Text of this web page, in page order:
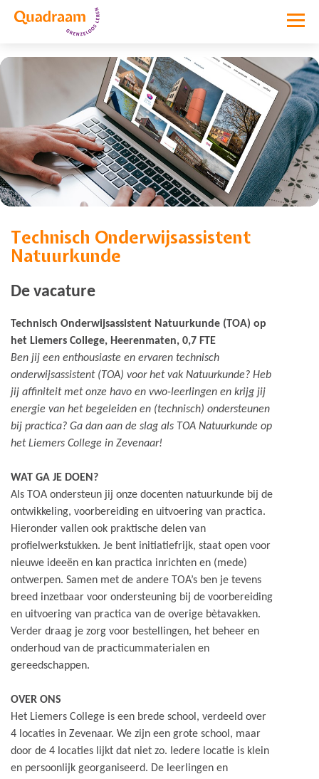
Vacature niet meer actief
Technisch Onderwijsassistent
Natuurkunde
De vacature
Technisch Onderwijsassistent Natuurkunde (TOA) op
het Liemers College, Heerenmaten, 0,7 FTE
Ben jij een enthousiaste en ervaren technisch
onderwijsassistent (TOA) voor het vak Natuurkunde? Heb
jij affiniteit met onze havo en vwo-leerlingen en krijg jij
energie van het begeleiden en (technisch) ondersteunen
bij practica? Ga dan aan de slag als TOA Natuurkunde op
het Liemers College in Zevenaar!
WAT GA JE DOEN?
Als TOA ondersteun jij onze docenten natuurkunde bij de
ontwikkeling, voorbereiding en uitvoering van practica.
Hieronder vallen ook praktische delen van
profielwerkstukken. Je bent initiatiefrijk, staat open voor
nieuwe ideeën en kan practica inrichten en (mede)
ontwerpen. Samen met de andere TOA’s ben je tevens
breed inzetbaar voor ondersteuning bij de voorbereiding
en uitvoering van practica van de overige bètavakken.
Verder draag je zorg voor bestellingen, het beheer en
onderhoud van de practicummaterialen en
gereedschappen.
OVER ONS
Het Liemers College is een brede school, verdeeld over
4 locaties in Zevenaar. We zijn een grote school, maar
door de 4 locaties lijkt dat niet zo. Iedere locatie is klein
en persoonlijk georganiseerd. De leerlingen en